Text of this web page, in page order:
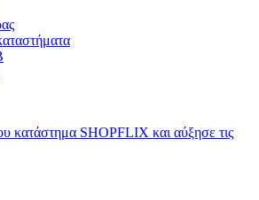
κατάστημα SHOPFLIX και αύξησε τις